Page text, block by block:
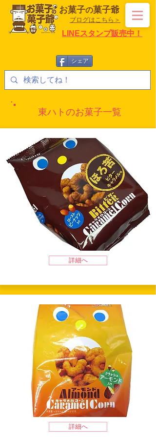
お菓子の菓子爺
ブログはこちら＞
シェア
LINEスタンプ販売中！
東ハトのお菓子一覧
詳細へ
詳細へ